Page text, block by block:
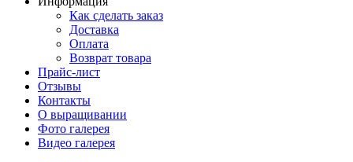
Как сделать заказ
Доставка
Оплата
Возврат товара
Прайс-лист
Отзывы
Контакты
О выращивании
Фото галерея
Видео галерея